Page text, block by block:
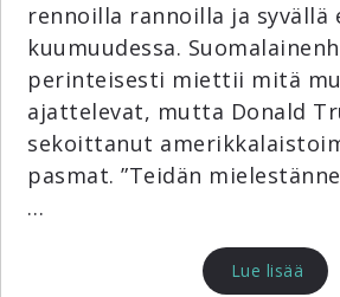
rennoilla rannoilla ja syvällä
kuumuudessa.
perinteisesti miettii mitä
ajattelevat, mutta Donald
sekoittanut
pasmat. ”Teidän
…
Lue lisää